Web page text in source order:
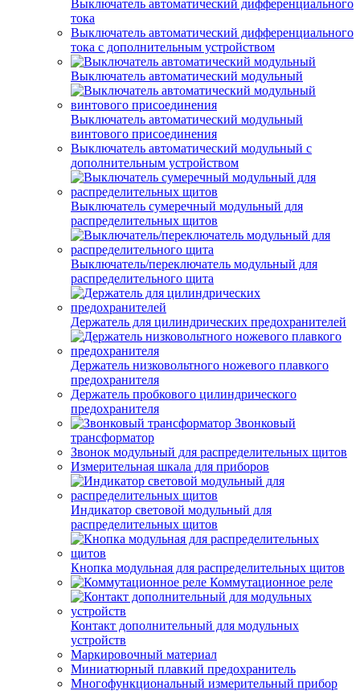
Выключатель автоматический дифференциального
тока
Выключатель автоматический дифференциального
тока с дополнительным устройством
Выключатель автоматический модульный
Выключатель автоматический модульный
винтового присоединения
Выключатель автоматический модульный с
дополнительным устройством
Выключатель сумеречный модульный для
распределительных щитов
Выключатель/переключатель модульный для
распределительного щита
Держатель для цилиндрических предохранителей
Держатель низковольтного ножевого плавкого
предохранителя
Держатель пробкового цилиндрического
предохранителя
Звонковый
трансформатор
Звонок модульный для распределительных щитов
Измерительная шкала для приборов
Индикатор световой модульный для
распределительных щитов
Кнопка модульная для распределительных щитов
Коммутационное реле
Контакт дополнительный для модульных
устройств
Маркировочный материал
Миниатюрный плавкий предохранитель
Многофункциональный измерительный прибор